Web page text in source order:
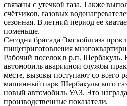
связаны с утечкой газа. Также
счётчиков, газовых
сезонная. В летний период ее
поменьше.
Сегодня бригада Омскоблгаза
пищеприготовления
Рабочий поселок в р.п. Шербакуль.
автомобиль аварийной службы
месте, вызовы поступают со всего
машинный парк Шербакульского
новый автомобиль УАЗ. Это
производственные показатели.